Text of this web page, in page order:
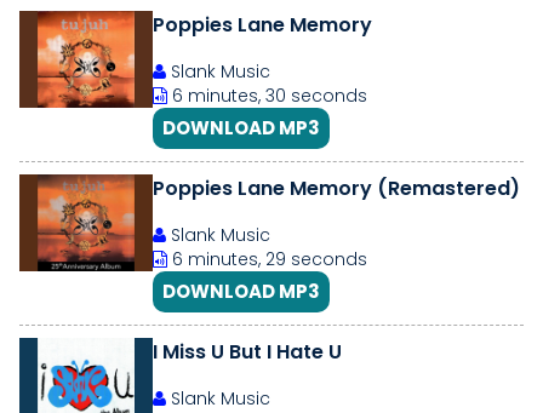
Poppies Lane Memory
Slank Music
6 minutes, 30 seconds
DOWNLOAD MP3
Poppies Lane Memory (Remastered)
Slank Music
6 minutes, 29 seconds
DOWNLOAD MP3
I Miss U But I Hate U
Slank Music